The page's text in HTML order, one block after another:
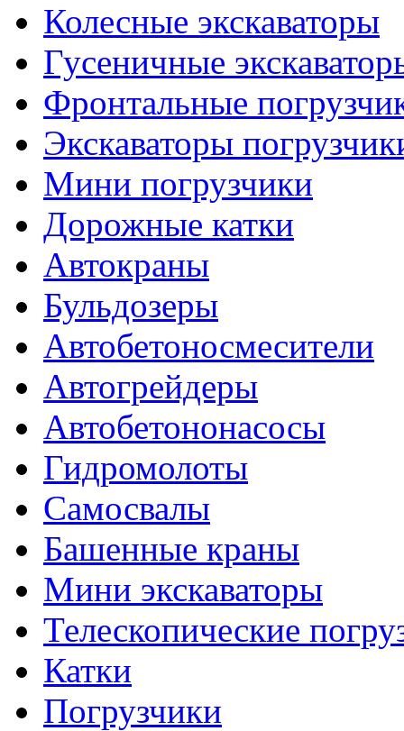
Колесные экскаваторы
Гусеничные
Фронтальные
Экскаваторы
Мини погрузчики
Дорожные катки
Автокраны
Бульдозеры
Автобетоносмесители
Автогрейдеры
Автобетононасосы
Гидромолоты
Самосвалы
Башенные краны
Мини экскаваторы
Телескопические
Катки
Погрузчики